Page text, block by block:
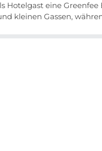
Hotelgast eine
kleinen Gassen,